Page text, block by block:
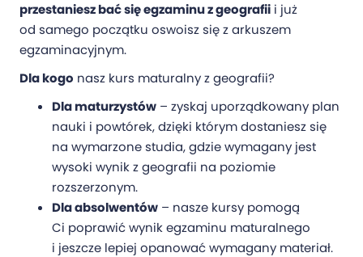
przestaniesz bać się egzaminu z geografii i już
od samego początku oswoisz się z arkuszem
egzaminacyjnym.
Dla kogo nasz kurs maturalny z geografii?
Dla maturzystów – zyskaj uporządkowany plan
nauki i powtórek, dzięki którym dostaniesz się
na wymarzone studia, gdzie wymagany jest
wysoki wynik z geografii na poziomie
rozszerzonym.
Dla absolwentów – nasze kursy pomogą
Ci poprawić wynik egzaminu maturalnego
i jeszcze lepiej opanować wymagany materiał.